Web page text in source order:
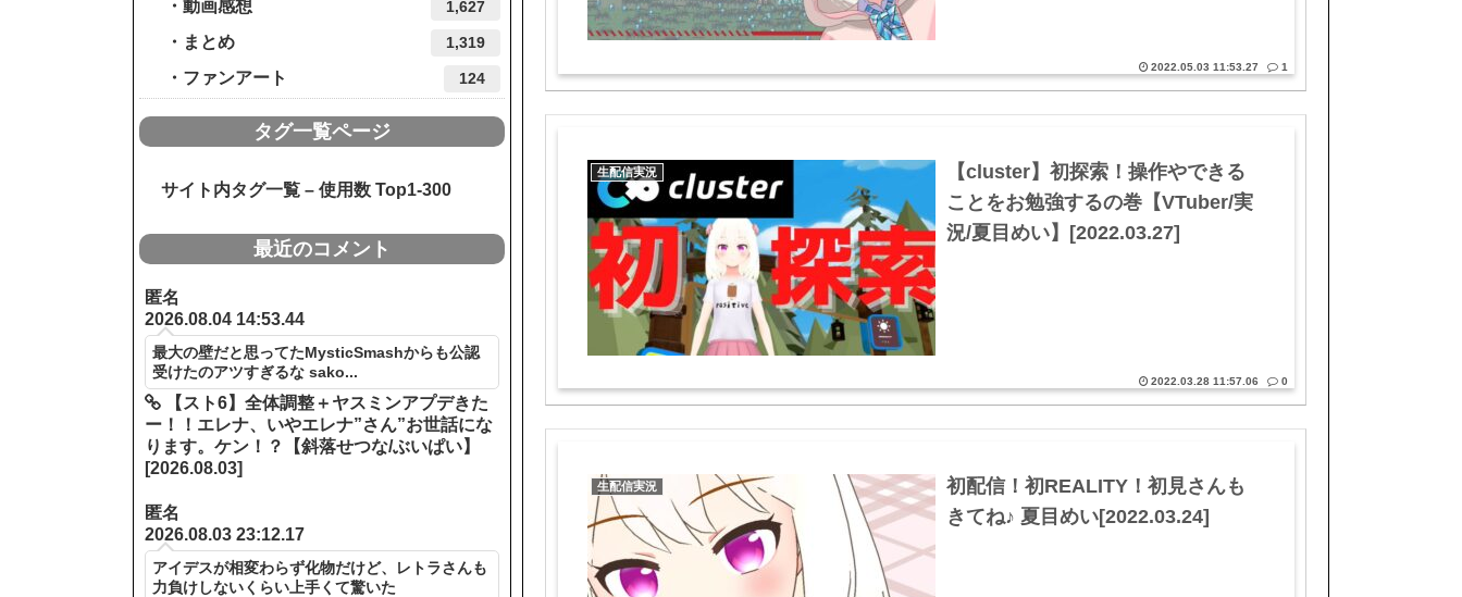
2022.05.03 11:53.27 1
生配信実況
【cluster】初探索！操作やできる
ことをお勉強するの巻【VTuber/実
況/夏目めい】[2022.03.27]
2022.03.28 11:57.06 0
生配信実況
初配信！初REALITY！初見さんも
きてね♪ 夏目めい[2022.03.24]
動画感想 1,627
まとめ 1,319
ファンアート 124
タグ一覧ページ
サイト内タグ一覧 – 使用数 Top1-300
最近のコメント
匿名
2026.08.04 14:53.44
最大の壁だと思ってたMysticSmashからも公認
受けたのアツすぎるな sako...
【スト6】全体調整＋ヤスミンアプデきた
ー！！エレナ、いやエレナ”さん”お世話にな
ります。ケン！？【斜落せつな/ぶいぱい】
[2026.08.03]
匿名
2026.08.03 23:12.17
アイデスが相変わらず化物だけど、レトラさんも
力負けしないくらい上手くて驚いた